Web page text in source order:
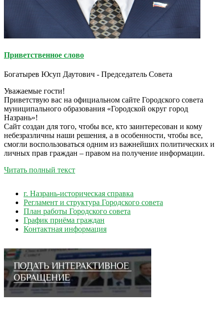
Приветственное слово
Богатырев Юсуп Даутович - Председатель Совета
Уважаемые гости!
Приветствую вас на официальном сайте Городского совета
муниципального образования «Городской округ город
Назрань»!
Сайт создан для того, чтобы все, кто заинтересован и кому
небезразличны наши решения, а в особенности, чтобы все,
смогли воспользоваться одним из важнейших политических и
личных прав граждан – правом на получение информации.
Читать полный текст
г. Назрань-историческая справка
Регламент и структура Городского совета
План работы Городского совета
График приёма граждан
Контактная информация